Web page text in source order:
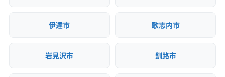
ク管理
応・サー
伊達市 歌志内市
岩見沢市 釧路市